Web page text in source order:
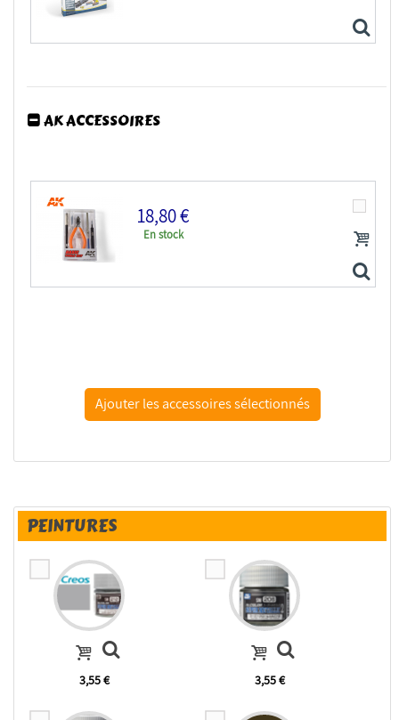
AK ACCESSOIRES
18,80 €
En stock
AK interactive outillage ak9013 Set d'outils basiques
PEINTURES
3,55 € 3,55 €